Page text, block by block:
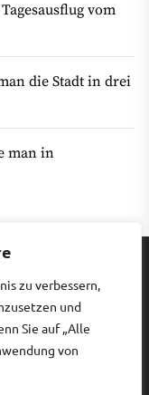
zu verbessern,
und
Sie auf „Alle
von
vom
die Stadt in drei
man in